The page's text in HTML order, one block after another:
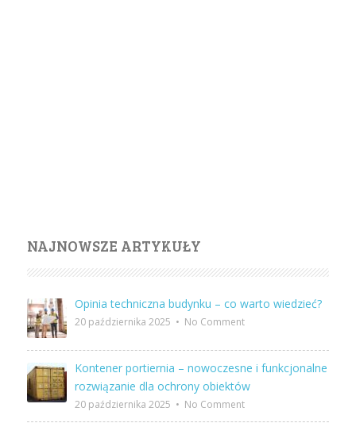
NAJNOWSZE ARTYKUŁY
Opinia techniczna budynku – co warto wiedzieć?
20 października 2025 • No Comment
Kontener portiernia – nowoczesne i funkcjonalne
rozwiązanie dla ochrony obiektów
20 października 2025 • No Comment